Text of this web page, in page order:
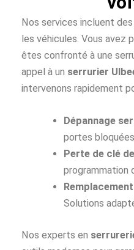
Nos services incluent
les véhicules. Vous avez
êtes confronté à une
appel à un serrurier
intervenons rapidement
Dépannage
portes
Perte de clé
programmation
Solutions
Nos experts en